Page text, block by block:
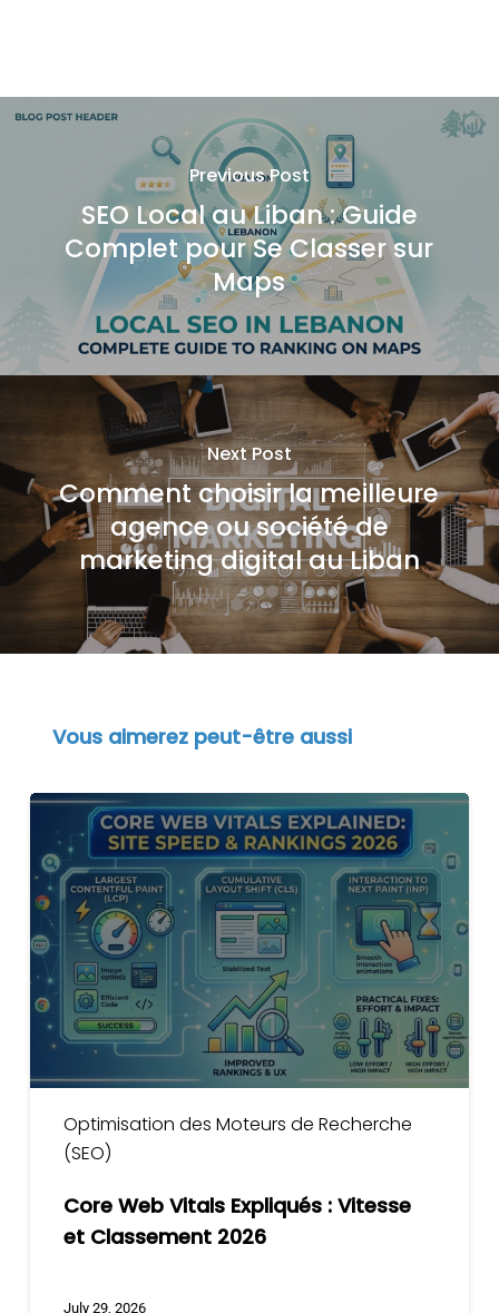
Previous Post
SEO Local au Liban : Guide
Complet pour Se Classer sur
Maps
Next Post
Comment choisir la meilleure
agence ou société de
marketing digital au Liban
Vous aimerez peut-être aussi
Optimisation des Moteurs de Recherche
(SEO)
Core
Vitals
Expliqués
Vitesse
et
Classement
2026
Core Web Vitals Expliqués : Vitesse
et Classement 2026
July 29, 2026